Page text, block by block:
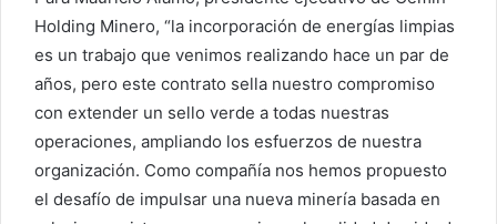
Holding Minero, “la incorporación de energías limpias
es un trabajo que venimos realizando hace un par de
años, pero este contrato sella nuestro compromiso
con extender un sello verde a todas nuestras
operaciones, ampliando los esfuerzos de nuestra
organización. Como compañía nos hemos propuesto
el desafío de impulsar una nueva minería basada en